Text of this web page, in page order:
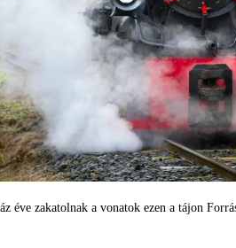
éve zakatolnak a vonatok ezen a tájon